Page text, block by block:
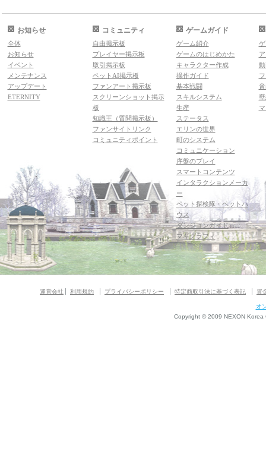
お知らせ
全体
お知らせ
イベント
メンテナンス
アップデート
ETERNITY
コミュニティ
自由掲示板
プレイヤー掲示板
取引掲示板
ペットAI掲示板
ファンアート掲示板
スクリーンショット掲示
板
知識王（質問掲示板）
ファンサイトリンク
コミュニティポイント
ゲームガイド
ゲーム紹介
ゲームのはじめかた
キャラクター作成
操作ガイド
基本戦闘
スキルシステム
生産
ステータス
エリンの世界
町のシステム
コミュニケーション
序盤のプレイ
スマートコンテンツ
インタラクションメーカ
ー
ペット探検隊・ペットハ
ウス
ダンジョンガイド
マギグラフィ
運営会社 利用規約 プライバシーポリシー 特定商取引法に基づく表記 資
オ
Copyright © 2009 NEXON Korea